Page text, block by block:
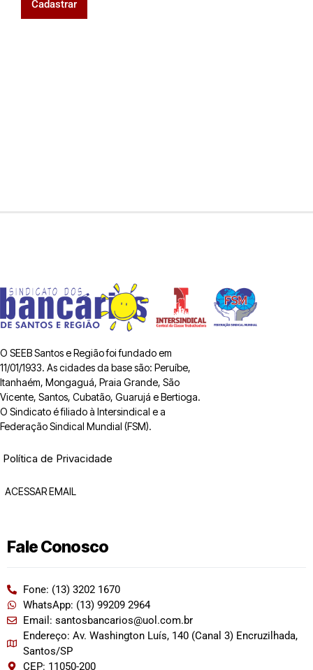
Cadastrar
O SEEB Santos e Região foi fundado em
11/01/1933. As cidades da base são: Peruíbe,
Itanhaém, Mongaguá, Praia Grande, São
Vicente, Santos, Cubatão, Guarujá e Bertioga.
O Sindicato é filiado à Intersindical e a
Federação Sindical Mundial (FSM).
Política de Privacidade
ACESSAR EMAIL
Fale Conosco
Fone: (13) 3202 1670
WhatsApp: (13) 99209 2964
Email: santosbancarios@uol.com.br
Endereço: Av. Washington Luís, 140 (Canal 3) Encruzilhada,
Santos/SP
CEP: 11050-200